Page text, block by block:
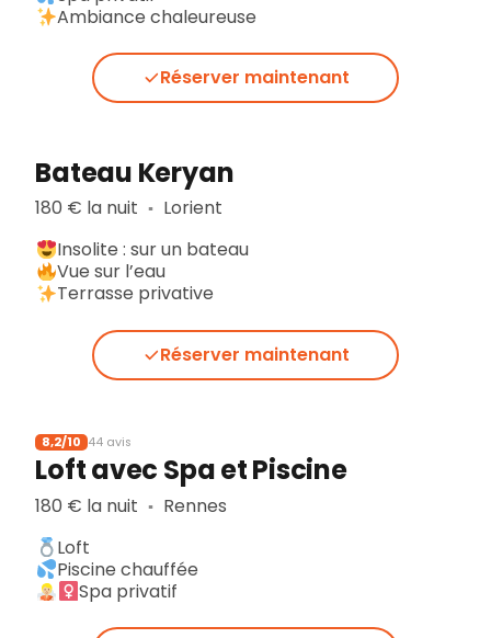
Ambiance chaleureuse
Réserver maintenant
Bateau Keryan
180 € la nuit ▪︎ Lorient
Insolite : sur un bateau
Vue sur l’eau
Terrasse privative
Réserver maintenant
8,2/10 44 avis
Loft avec Spa et Piscine
180 € la nuit ▪︎ Rennes
Loft
Piscine chauffée
Spa privatif